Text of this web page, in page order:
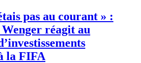
pas au courant » :
réagit au
la FIFA